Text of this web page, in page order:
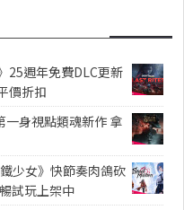
25週年免費DLC更新
價折扣
一身視點類魂新作 拿
少女》快節奏肉鴿砍
試玩上架中